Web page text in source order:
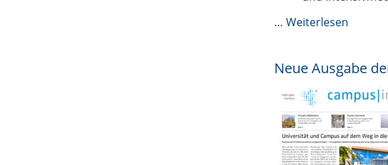
… Weiterlesen
Neue Ausgabe